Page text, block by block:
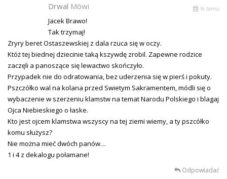
Drwal Mówi % temu
Jacek Brawo!
Tak trzymaj!
Zryry beret Ostaszewskiej z dala rzuca się w oczy.
Któż tej biednej dziecinie taką kszywdę zrobil. Zapewne rodzice
zaczęli a panoszące się lewactwo skończyło.
Przypadek nie do odratowania, bez uderzenia się w pierś i pokuty.
Pszczółko wal na kolana przed Swietym Sakramentem, módli się o
wybaczenie w szerzeniu klamstw na temat Narodu Polskiego i blagaj
Ojca Niebieskiego o łaske.
Kto jest ojcem klamstwa wszyscy na tej ziemi wiemy, a ty pszcółko
komu służysz?
Nie można mieć dwóch panów…
1 i 4 z dekalogu połamane!
Odpowiadać